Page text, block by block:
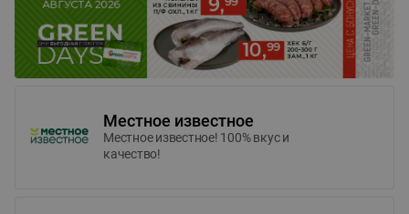
Местное известное
Местное известное! 100% вкус и
качество!